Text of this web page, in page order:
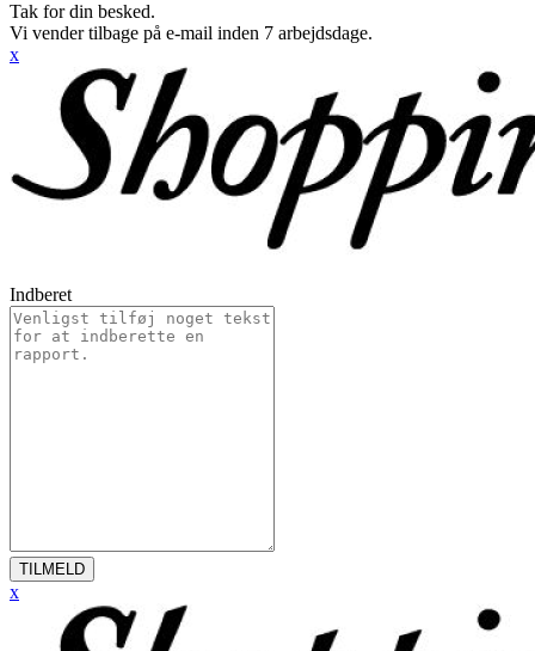
Tak for din besked.
Vi vender tilbage på e-mail inden 7 arbejdsdage.
x
Indberet
TILMELD
x